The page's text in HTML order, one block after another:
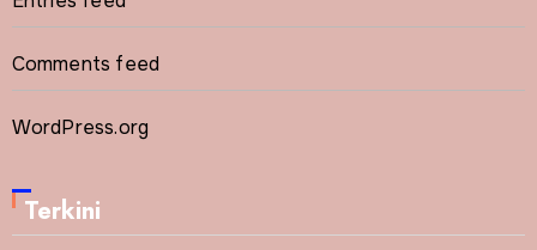
Comments feed
WordPress.org
Terkini